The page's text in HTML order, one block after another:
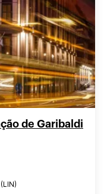
de Garibaldi